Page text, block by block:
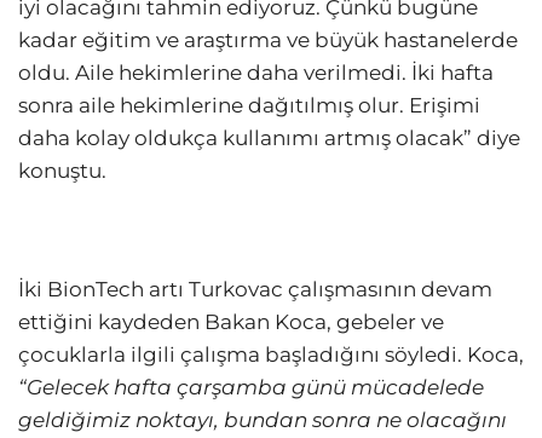
iyi olacağını tahmin ediyoruz. Çünkü bugüne
kadar eğitim ve araştırma ve büyük hastanelerde
oldu. Aile hekimlerine daha verilmedi. İki hafta
sonra aile hekimlerine dağıtılmış olur. Erişimi
daha kolay oldukça kullanımı artmış olacak” diye
konuştu.
İki BionTech artı Turkovac çalışmasının devam
ettiğini kaydeden Bakan Koca, gebeler ve
çocuklarla ilgili çalışma başladığını söyledi. Koca,
“Gelecek hafta çarşamba günü mücadelede
geldiğimiz noktayı, bundan sonra ne olacağını